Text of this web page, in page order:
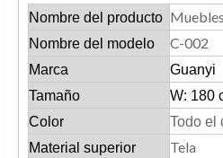
Nombre del producto
Nombre del modelo C-002
Marca
Guanyi
Tamaño
W: 180
Color
Todo el
Material superior
Tela